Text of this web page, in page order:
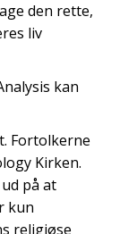
den rette,
liv
kan
Fortolkerne
Kirken.
på at
kun
religiøse